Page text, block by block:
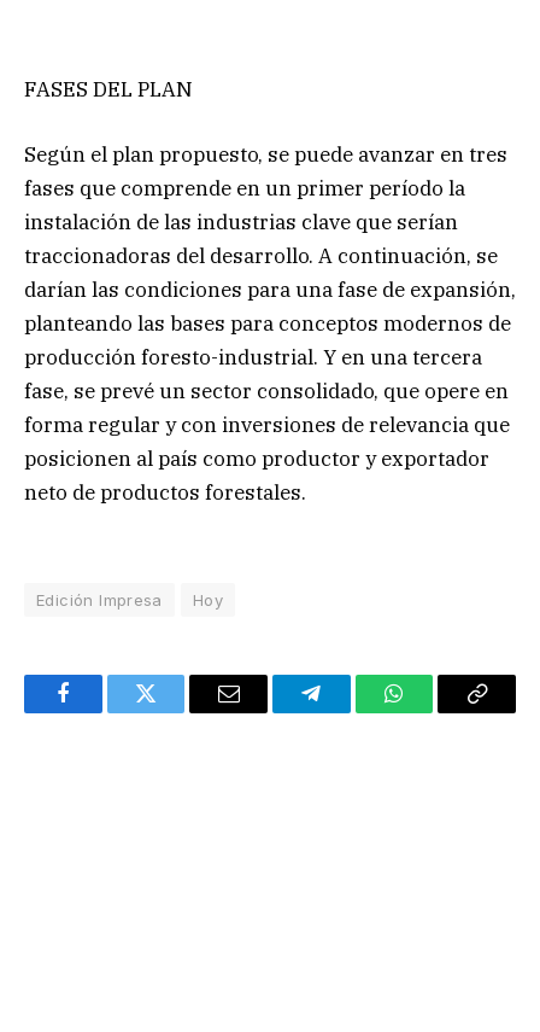
FASES DEL PLAN
Según el plan propuesto, se puede avanzar en tres
fases que comprende en un primer período la
instalación de las industrias clave que serían
traccionadoras del desarrollo. A continuación, se
darían las condiciones para una fase de expansión,
planteando las bases para conceptos modernos de
producción foresto-industrial. Y en una tercera
fase, se prevé un sector consolidado, que opere en
forma regular y con inversiones de relevancia que
posicionen al país como productor y exportador
neto de productos forestales.
Edición Impresa Hoy
FacebookTwitter Email TelegramWhatsAppCopy